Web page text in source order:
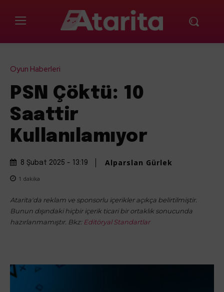
Oyun Haberleri
PSN Çöktü: 10
Saattir
Kullanılamıyor
8 Şubat 2025 - 13:19 Alparslan Gürlek
1 dakika
Atarita'da reklam ve sponsorlu içerikler açıkça belirtilmiştir.
Bunun dışındaki hiçbir içerik ticari bir ortaklık sonucunda
hazırlanmamıştır. Bkz: Editöryal Standartlar